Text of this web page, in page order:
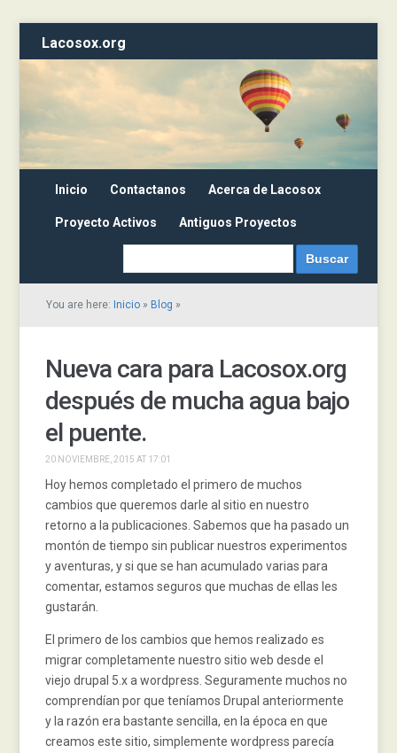
Lacosox.org
Inicio Contactanos Acerca de Lacosox
Proyecto Activos Antiguos Proyectos
You are here: Inicio » Blog »
Nueva cara para Lacosox.org
después de mucha agua bajo
el puente.
20 NOVIEMBRE, 2015 AT 17:01
Hoy hemos completado el primero de muchos
cambios que queremos darle al sitio en nuestro
retorno a la publicaciones. Sabemos que ha pasado un
montón de tiempo sin publicar nuestros experimentos
y aventuras, y si que se han acumulado varias para
comentar, estamos seguros que muchas de ellas les
gustarán.
El primero de los cambios que hemos realizado es
migrar completamente nuestro sitio web desde el
viejo drupal 5.x a wordpress. Seguramente muchos no
comprendían por que teníamos Drupal anteriormente
y la razón era bastante sencilla, en la época en que
creamos este sitio, simplemente wordpress parecía